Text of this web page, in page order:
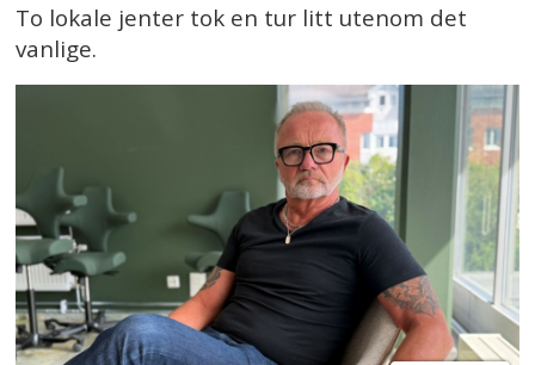
To lokale jenter tok en tur litt utenom det
vanlige.